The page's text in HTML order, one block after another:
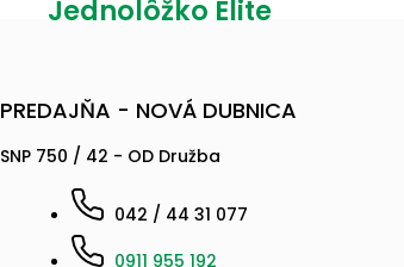
Jednolôžko Elite
PREDAJŇA - NOVÁ DUBNICA
SNP 750 / 42 - OD Družba
042 / 44 31 077
0911 955 192